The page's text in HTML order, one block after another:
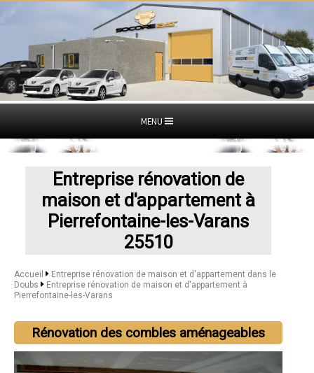
MENU
Entreprise rénovation de
maison et d'appartement à
Pierrefontaine-les-Varans
25510
Accueil
Entreprise rénovation de maison et d'appartement dans le
Doubs
Entreprise rénovation de maison et d'appartement à
Pierrefontaine-les-Varans
Rénovation des combles aménageables